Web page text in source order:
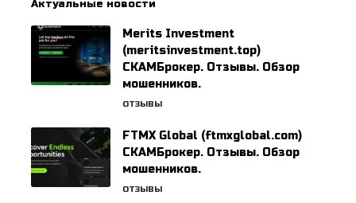
Актуальные новости
Merits Investment
(meritsinvestment.top)
СКАМБрокер. Отзывы. Обзор
мошенников.
ОТЗЫВЫ
FTMX Global (ftmxglobal.com)
СКАМБрокер. Отзывы. Обзор
мошенников.
ОТЗЫВЫ